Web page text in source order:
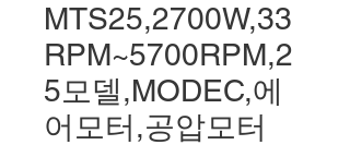
MTS25,2700W,33
RPM~5700RPM,2
5모델,MODEC,에
어모터,공압모터